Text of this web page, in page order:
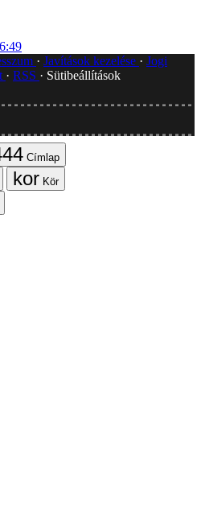
Javítások kezelése
Jogi
RSS
Sütibeállítások
Címlap
Kör